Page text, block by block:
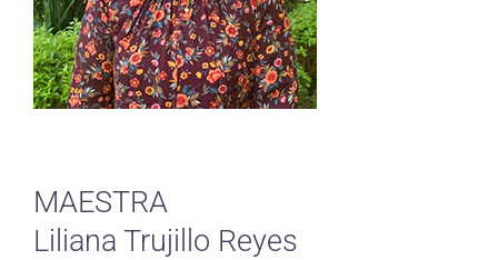
MAESTRA
Liliana Trujillo Reyes